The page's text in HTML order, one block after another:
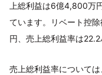
上総利益は6億4,800万
ています。リベート控
円、売上総利益率は22.2
売上総利益率について